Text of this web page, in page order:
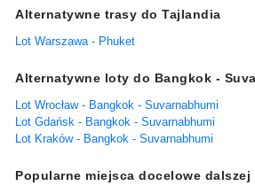
Alternatywne trasy do Tajlandia
Lot Warszawa - Phuket
Alternatywne loty do Bangkok -
Lot Wrocław - Bangkok - Suvarnabhumi
Lot Gdańsk - Bangkok - Suvarnabhumi
Lot Kraków - Bangkok - Suvarnabhumi
Popularne miejsca docelowe dalszej